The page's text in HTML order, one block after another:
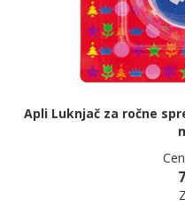
Apli Luknjač za ročne